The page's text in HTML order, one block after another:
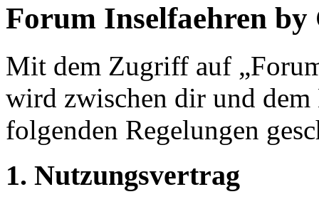
Forum Inselfaehren
Mit dem Zugriff auf
wird zwischen dir und
folgenden Regelungen
1. Nutzungsvertrag